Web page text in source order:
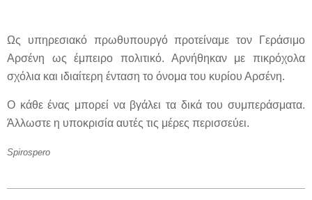
Ως υπηρεσιακό πρωθυπουργό προτείναμε τον Γεράσιμο
Αρσένη ως έμπειρο πολιτικό. Αρνήθηκαν με πικρόχολα
σχόλια και ιδιαίτερη ένταση το όνομα του κυρίου Αρσένη.
Ο κάθε ένας μπορεί να βγάλει τα δικά του συμπεράσματα.
Άλλωστε η υποκρισία αυτές τις μέρες περισσεύει.
Spirospero